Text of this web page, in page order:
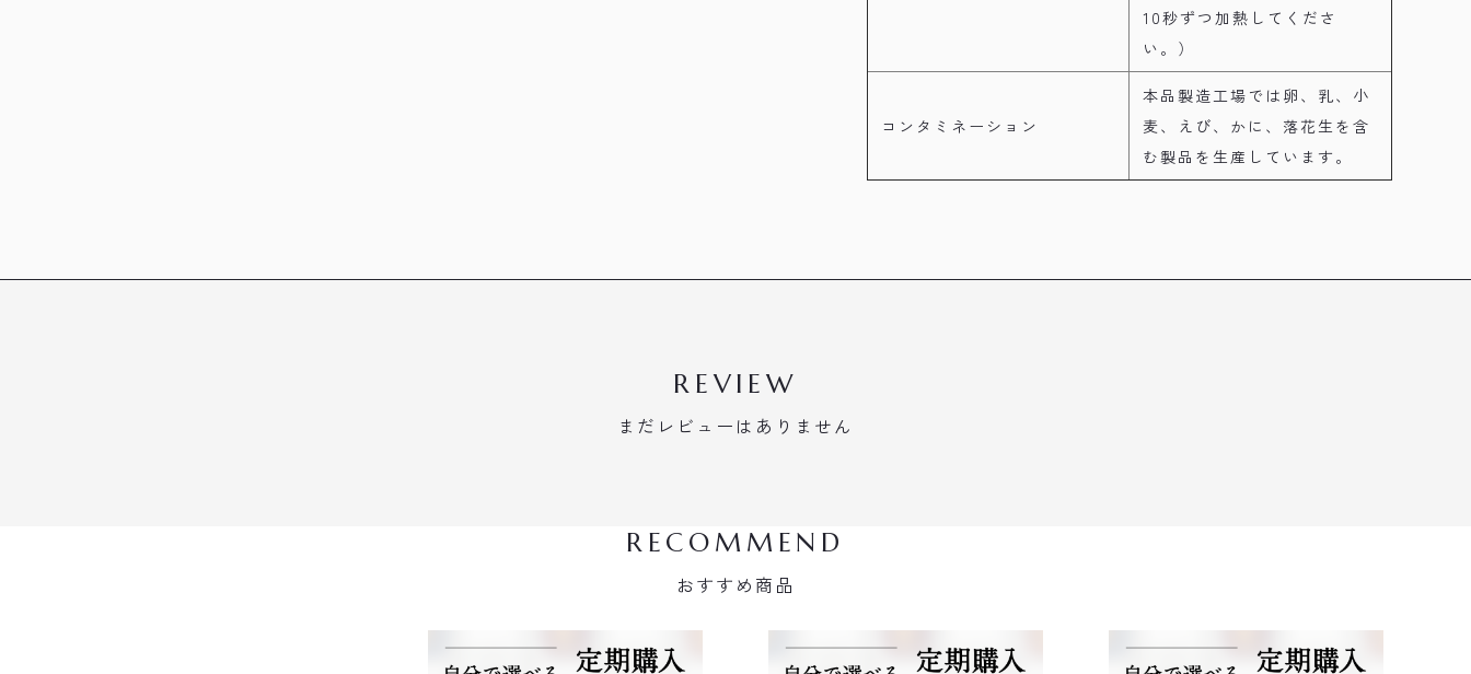
10秒ずつ加熱してくださ
い。）
コンタミネーション
本品製造工場では卵、乳、小
麦、えび、かに、落花生を含
む製品を生産しています。
REVIEW
まだレビューはありません
RECOMMEND
おすすめ商品